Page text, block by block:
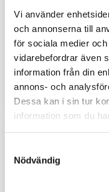
Vi använder
och annonserna till
för sociala medier
vidarebefordrar även
information från din
annons- och
Dessa kan i sin tur
information som du
Nödvändig
Nyckelring med
Elegant nyckelring i
metall. Bilden är ca
diameter och laminerad för
vara hållbar och ge ett
djup i bilden.
109SEK
KÖP